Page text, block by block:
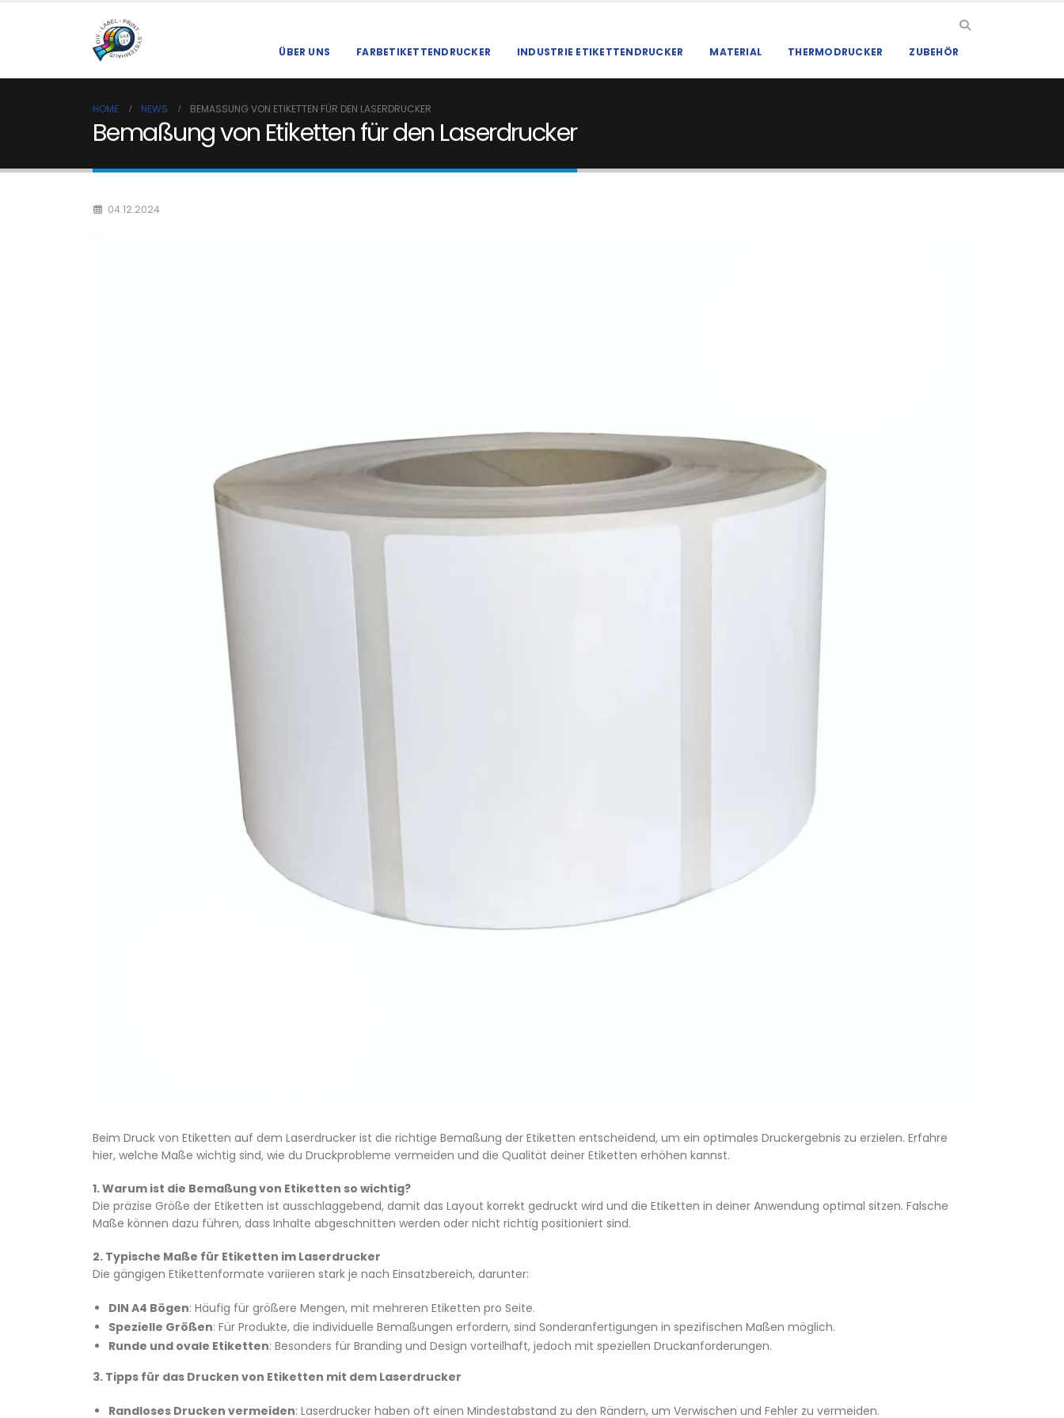
ÜBER UNS FARBETIKETTENDRUCKER INDUSTRIE ETIKETTENDRUCKER MATERIAL THERMODRUCKER ZUBEHÖR
HOME NEWS BEMASSUNG VON ETIKETTEN FÜR DEN LASERDRUCKER
Bemaßung von Etiketten für den Laserdrucker
04.12.2024
Beim Druck von Etiketten auf dem Laserdrucker ist die richtige Bemaßung der Etiketten entscheidend, um ein optimales Druckergebnis zu erzielen. Erfahre
hier, welche Maße wichtig sind, wie du Druckprobleme vermeiden und die Qualität deiner Etiketten erhöhen kannst.
1. Warum ist die Bemaßung von Etiketten so wichtig?
Die präzise Größe der Etiketten ist ausschlaggebend, damit das Layout korrekt gedruckt wird und die Etiketten in deiner Anwendung optimal sitzen. Falsche
Maße können dazu führen, dass Inhalte abgeschnitten werden oder nicht richtig positioniert sind.
2. Typische Maße für Etiketten im Laserdrucker
Die gängigen Etikettenformate variieren stark je nach Einsatzbereich, darunter:
DIN A4 Bögen: Häufig für größere Mengen, mit mehreren Etiketten pro Seite.
Spezielle Größen: Für Produkte, die individuelle Bemaßungen erfordern, sind Sonderanfertigungen in spezifischen Maßen möglich.
Runde und ovale Etiketten: Besonders für Branding und Design vorteilhaft, jedoch mit speziellen Druckanforderungen.
3. Tipps für das Drucken von Etiketten mit dem Laserdrucker
Randloses Drucken vermeiden: Laserdrucker haben oft einen Mindestabstand zu den Rändern, um Verwischen und Fehler zu vermeiden.